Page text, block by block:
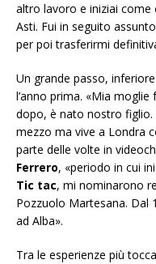
altro lavoro e iniziai
Asti. Fui in seguito
per poi trasferirmi
Un grande passo,
l’anno prima. «Mia moglie
dopo, è nato nostro figlio.
mezzo ma vive a Londra
parte delle volte in
Ferrero, «periodo in cui
Tic tac, mi nominarono
Pozzuolo Martesana. Dal
ad Alba».
Tra le esperienze più